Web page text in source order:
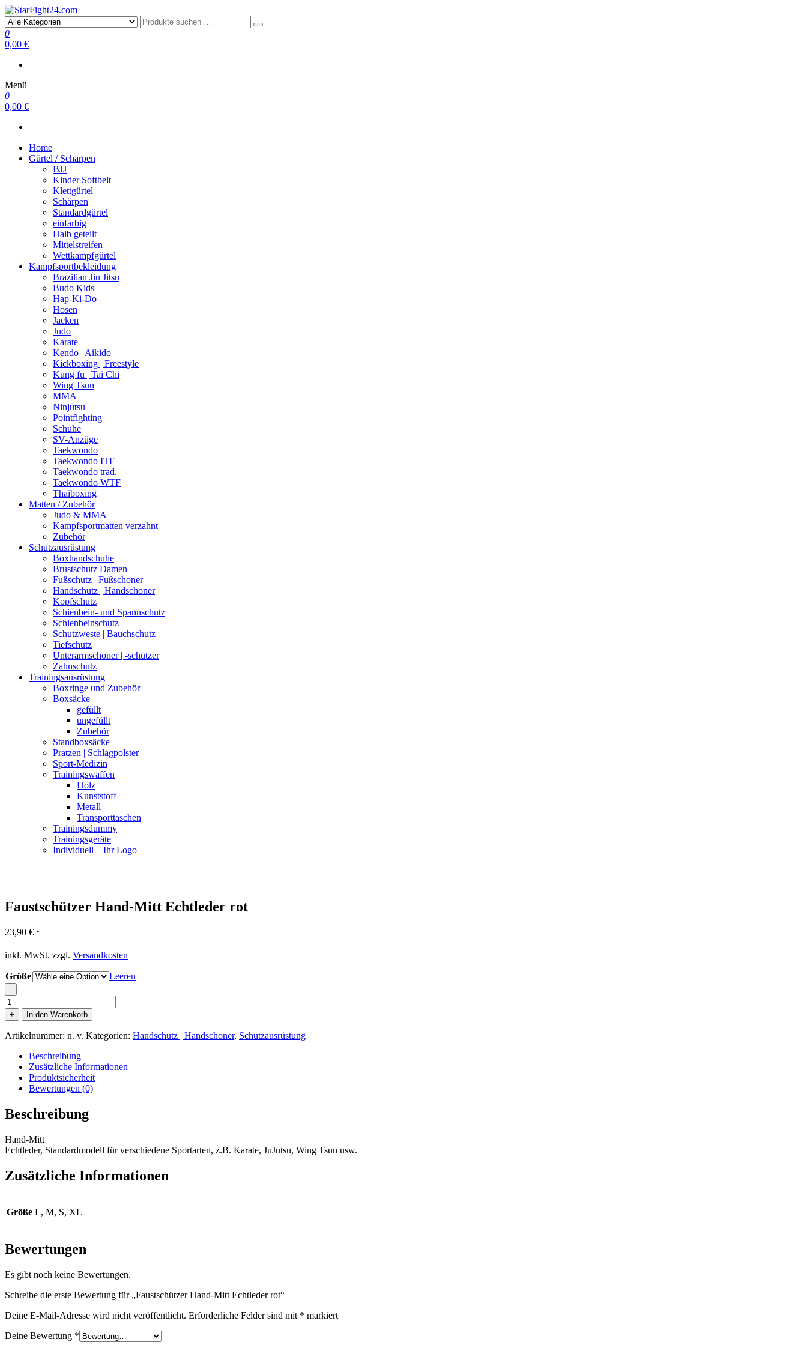
StarFight24.com
Kampfsportartikel
0
0,00 €
Menü
0
0,00 €
Home
Gürtel / Schärpen
BJJ
Kinder Softbelt
Klettgürtel
Schärpen
Standardgürtel
einfarbig
Halb geteilt
Mittelstreifen
Wettkampfgürtel
Kampfsportbekleidung
Brazilian Jiu Jitsu
Budo Kids
Hap-Ki-Do
Hosen
Jacken
Judo
Karate
Kendo | Aikido
Kickboxing | Freestyle
Kung fu | Tai Chi
Wing Tsun
MMA
Ninjutsu
Pointfighting
Schuhe
SV-Anzüge
Taekwondo
Taekwondo ITF
Taekwondo trad.
Taekwondo WTF
Thaiboxing
Matten / Zubehör
Judo & MMA
Kampfsportmatten verzahnt
Zubehör
Schutzausrüstung
Boxhandschuhe
Brustschutz Damen
Fußschutz | Fußschoner
Handschutz | Handschoner
Kopfschutz
Schienbein- und Spannschutz
Schienbeinschutz
Schutzweste | Bauchschutz
Tiefschutz
Unterarmschoner | -schützer
Zahnschutz
Trainingsausrüstung
Boxringe und Zubehör
Boxsäcke
gefüllt
ungefüllt
Zubehör
Standboxsäcke
Pratzen | Schlagpolster
Sport-Medizin
Trainingswaffen
Holz
Kunststoff
Metall
Transporttaschen
Trainingsdummy
Trainingsgeräte
Individuell – Ihr Logo
Faustschützer Hand-Mitt Echtleder rot
23,90 € *
inkl. MwSt. zzgl. Versandkosten
Größe Leeren
-
Faustschützer
Hand-
Mitt
Echtleder
Menge
+ In den Warenkorb
Artikelnummer: n. v. Kategorien: Handschutz | Handschoner, Schutzausrüstung
Beschreibung
Zusätzliche Informationen
Produktsicherheit
Bewertungen (0)
Beschreibung
Hand-Mitt
Echtleder, Standardmodell für verschiedene Sportarten, z.B. Karate, JuJutsu, Wing Tsun usw.
Zusätzliche Informationen
Größe L, M, S, XL
Bewertungen
Es gibt noch keine Bewertungen.
Schreibe die erste Bewertung für „Faustschützer Hand-Mitt Echtleder rot“
Deine E-Mail-Adresse wird nicht veröffentlicht. Erforderliche Felder sind mit * markiert
Deine Bewertung *